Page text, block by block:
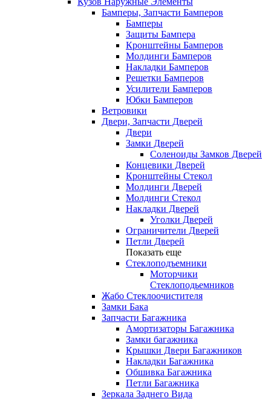
Бамперы, Запчасти Бамперов
Бамперы
Защиты Бампера
Кронштейны Бамперов
Молдинги Бамперов
Накладки Бамперов
Решетки Бамперов
Усилители Бамперов
Юбки Бамперов
Ветровики
Двери, Запчасти Дверей
Двери
Замки Дверей
Соленоиды Замков Дверей
Концевики Дверей
Кронштейны Стекол
Молдинги Дверей
Молдинги Стекол
Накладки Дверей
Уголки Дверей
Ограничители Дверей
Петли Дверей
Показать еще
Стеклоподъемники
Моторчики
Стеклоподьемников
Жабо Стеклоочистителя
Замки Бака
Запчасти Багажника
Амортизаторы Багажника
Замки багажника
Крышки Двери Багажников
Накладки Багажника
Обшивка Багажника
Петли Багажника
Зеркала Заднего Вида